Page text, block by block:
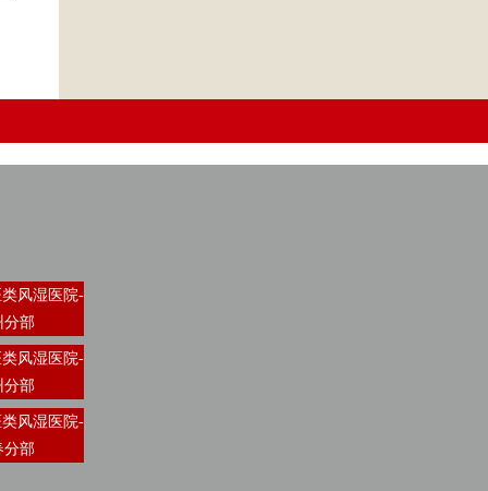
风湿医院-
分部
风湿医院-
分部
风湿医院-
分部